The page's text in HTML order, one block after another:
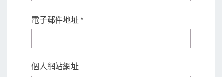
電子郵件地址 *
個人網站網址